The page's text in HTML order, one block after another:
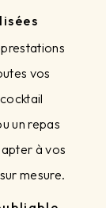
vos
un repas
à vos
mesure.